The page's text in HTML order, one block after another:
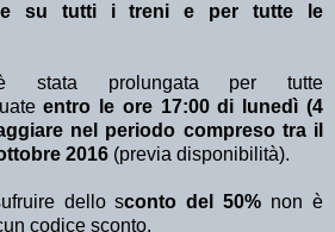
su tutti i treni e per tutte le
stata prolungata per tutte
entro le ore 17:00 di lunedì (4
nel periodo compreso tra il
2016 (previa disponibilità).
dello sconto del 50% non è
codice sconto.